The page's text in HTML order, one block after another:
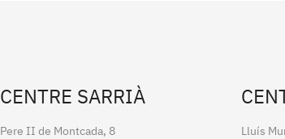
CENTRE SARRIÀ
Pere II de Montcada, 8
Lluís